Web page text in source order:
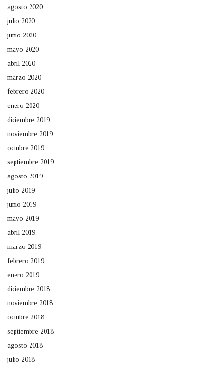
agosto 2020
julio 2020
junio 2020
mayo 2020
abril 2020
marzo 2020
febrero 2020
enero 2020
diciembre 2019
noviembre 2019
octubre 2019
septiembre 2019
agosto 2019
julio 2019
junio 2019
mayo 2019
abril 2019
marzo 2019
febrero 2019
enero 2019
diciembre 2018
noviembre 2018
octubre 2018
septiembre 2018
agosto 2018
julio 2018